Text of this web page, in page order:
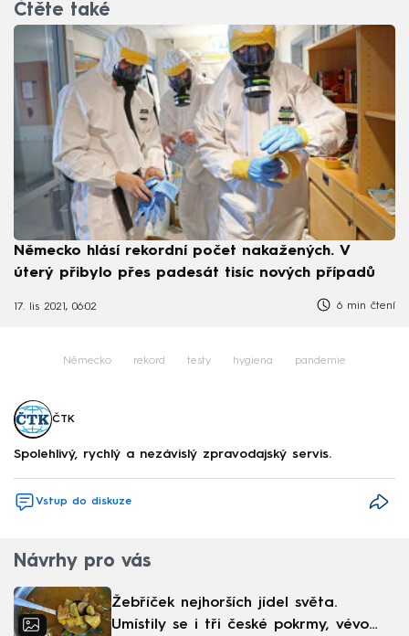
Čtěte také
Německo hlásí rekordní počet nakažených. V
úterý přibylo přes padesát tisíc nových případů
17. lis 2021, 06:02 6 min čtení
Německo rekord testy hygiena pandemie
ČTK
Spolehlivý, rychlý a nezávislý zpravodajský servis.
Vstup do diskuze
Návrhy pro vás
Žebříček nejhorších jídel světa.
Umístily se i tři české pokrmy, vévodí